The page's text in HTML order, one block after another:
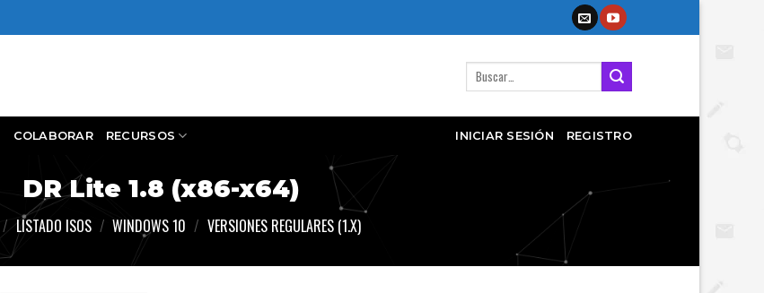
Buscar
por:
COLABORAR RECURSOS INICIAR SESIÓN REGISTRO
DR Lite 1.8 (x86-x64)
/ LISTADO ISOS / WINDOWS 10 / VERSIONES REGULARES (1.X)